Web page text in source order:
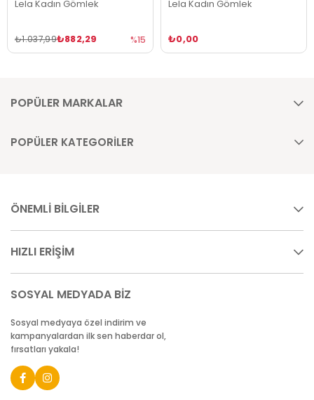
Lela Kadın Gömlek
₺882,29
₺1.037,99 %15
Lela Kadın Gömlek
₺0,00
POPÜLER MARKALAR
POPÜLER KATEGORİLER
ÖNEMLİ BİLGİLER
HIZLI ERİŞİM
SOSYAL MEDYADA BİZ
Sosyal medyaya özel indirim ve
kampanyalardan ilk sen haberdar ol,
fırsatları yakala!